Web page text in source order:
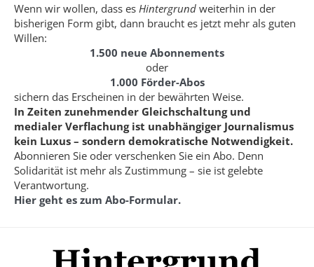
Wenn wir wollen, dass es Hintergrund weiterhin in der
bisherigen Form gibt, dann braucht es jetzt mehr als guten
Willen:
1.500 neue Abonnements
oder
1.000 Förder-Abos
sichern das Erscheinen in der bewährten Weise.
In Zeiten zunehmender Gleichschaltung und
medialer Verflachung ist unabhängiger Journalismus
kein Luxus – sondern demokratische Notwendigkeit.
Abonnieren Sie oder verschenken Sie ein Abo. Denn
Solidarität ist mehr als Zustimmung – sie ist gelebte
Verantwortung.
Hier geht es zum Abo-Formular.